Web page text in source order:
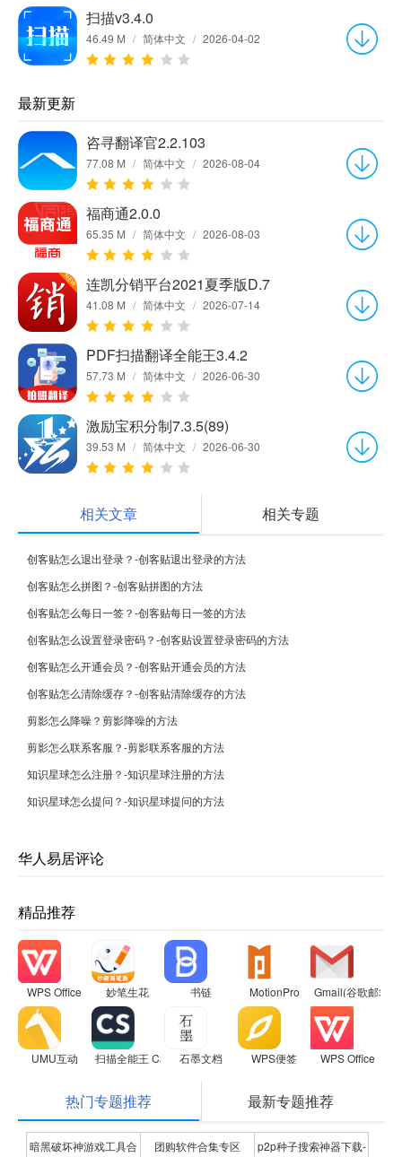
扫描v3.4.0
46.49 M / 简体中文 / 2026-04-02
最新更新
咨寻翻译官2.2.103
77.08 M / 简体中文 / 2026-08-04
福商通2.0.0
65.35 M / 简体中文 / 2026-08-03
连凯分销平台2021夏季版D.7
41.08 M / 简体中文 / 2026-07-14
PDF扫描翻译全能王3.4.2
57.73 M / 简体中文 / 2026-06-30
激励宝积分制7.3.5(89)
39.53 M / 简体中文 / 2026-06-30
相关文章 相关专题
创客贴怎么退出登录？-创客贴退出登录的方法
创客贴怎么拼图？-创客贴拼图的方法
创客贴怎么每日一签？-创客贴每日一签的方法
创客贴怎么设置登录密码？-创客贴设置登录密码的方法
创客贴怎么开通会员？-创客贴开通会员的方法
创客贴怎么清除缓存？-创客贴清除缓存的方法
剪影怎么降噪？剪影降噪的方法
剪影怎么联系客服？-剪影联系客服的方法
知识星球怎么注册？-知识星球注册的方法
知识星球怎么提问？-知识星球提问的方法
华人易居评论
精品推荐
WPS Office 妙笔生花 书链 MotionPro Gmail(谷歌邮箱)
UMU互动 扫描全能王 CamScanner
石墨文档 WPS便签 WPS Office
热门专题推荐 最新专题推荐
暗黑破坏神游戏工具合 团购软件合集专区 p2p种子搜索神器下载-